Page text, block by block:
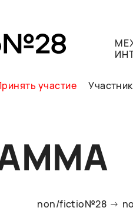
участие
non/fictio№28